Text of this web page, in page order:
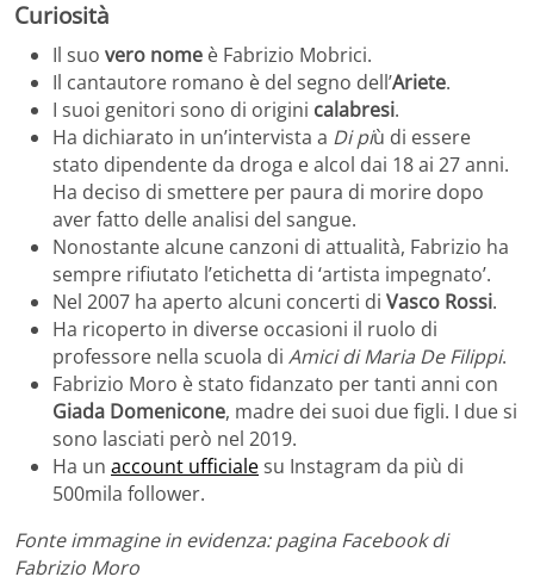
Curiosità
Il suo vero nome è Fabrizio Mobrici.
Il cantautore romano è del segno dell’Ariete.
I suoi genitori sono di origini calabresi.
Ha dichiarato in un’intervista a Di più di essere
stato dipendente da droga e alcol dai 18 ai 27 anni.
Ha deciso di smettere per paura di morire dopo
aver fatto delle analisi del sangue.
Nonostante alcune canzoni di attualità, Fabrizio ha
sempre rifiutato l’etichetta di ‘artista impegnato’.
Nel 2007 ha aperto alcuni concerti di Vasco Rossi.
Ha ricoperto in diverse occasioni il ruolo di
professore nella scuola di Amici di Maria De Filippi.
Fabrizio Moro è stato fidanzato per tanti anni con
Giada Domenicone, madre dei suoi due figli. I due si
sono lasciati però nel 2019.
Ha un account ufficialesu Instagram da più di
500mila follower.
Fonte immagine in evidenza: pagina Facebook di
Fabrizio Moro